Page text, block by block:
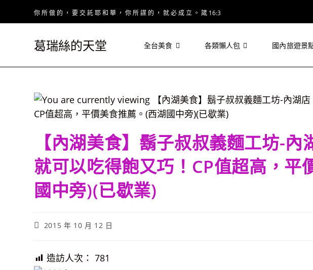
你 所 做 的 ， 要 交 託 耶 和 華 ， 你 所 謀 的 ， 就 必 成 立 。 箴 16:3
葛瑞絲的天堂 全台美食 各類懶人包 國內旅遊景
【內湖美食】鬍子叔叔義麵工坊-
就可以吃得飽又巧！CP值超高，平
國中旁)(已歇業)
Post2015 年 10 月 12 日
造訪人次： 781